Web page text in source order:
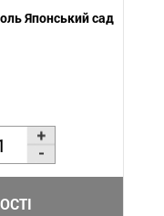
Японський сад